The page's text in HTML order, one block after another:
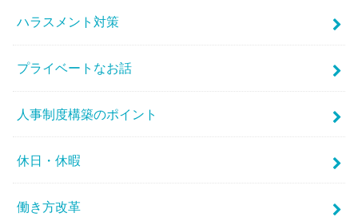
ハラスメント対策
プライベートなお話
人事制度構築のポイント
休日・休暇
働き方改革